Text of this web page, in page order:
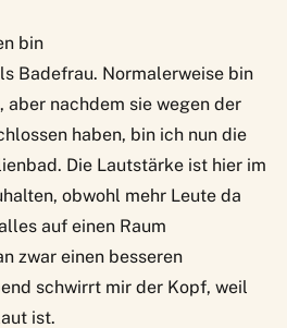
bin
Badefrau. Normalerweise bin
aber nachdem sie wegen der
haben, bin ich nun die
Die Lautstärke ist hier im
obwohl mehr Leute da
auf einen Raum
zwar einen besseren
schwirrt mir der Kopf, weil
ist.